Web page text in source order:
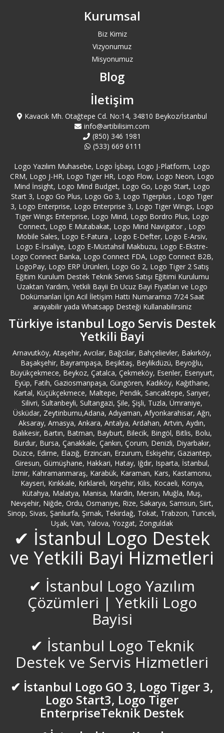
Kurumsal
Biz Kimiz
Vizyonumuz
Misyonumuz
Blog
İletişim
Kavacık Mh. Otağtepe Cd. No:14, 34810 Beykoz/İstanbul
info@artibilisim.com
(850) 346 1981
(533) 669 6111
Logo Yazılım Muhasebe, Logo İşbaşı, Logo J-Platform, Logo
CRM, Logo J-HR, Logo Tiger HR, Logo Flow, Logo Neon, Logo
Mind İnsight, Logo Mind Budget, Logo Go, Logo Start, Logo
Start 3, Logo Go Plus, Logo Go 3, Logo Tigerplus , Logo Tiger
3, Logo Enterprise, Logo Enterprise 3, Logo Tiger Wings, Logo
Tiger Wings Enterprise, Logo Mind, Logo Bordro Plus, Logo
Connect, Logo E Mutabakat, Logo Mind Navigator , Logo
Mobile Sales, Logo E-Fatura , Logo E-Defter, Logo E-Arsiv,
Logo E-İrsaliye, Logo E-Müstahsil Makbuzu, Logo E-Ekstre-
Logo Connect Banka, Logo Connect FDA, Logo Connect B2B,
LogoPay, Logo ERP Ürünleri, Logo Go 2, Logo Tiger 2 Satış
Eğitim Kurulum Destek Teknik Servis Satışı Eğitimi Kurulumu
Uzaktan Yardım, Yetkili Bayii En Ucuz Bayi Fiyatları ve Logo
Dokümanları İçin Acil İletişim Hattı Numaramızı 7/24 Saat
arayabilir yada Whatsapp Desteği Kullanabilirsiniz
Türkiye istanbul Logo Servis Destek
Yetkili Bayi
Arnavutköy, Ataşehir, Avcılar, Bağcılar, Bahçelievler, Bakırköy,
Başakşehir, Bayrampaşa, Beşiktaş, Beylikdüzü, Beyoğlu,
Büyükçekmece, Beykoz, Çatalca, Çekmeköy, Esenler, Esenyurt,
Eyüp, Fatih, Gaziosmanpaşa, Güngören, Kadıköy, Kağıthane,
Kartal, Küçükçekmece, Maltepe, Pendik, Sancaktepe, Sarıyer,
Silivri, Sultanbeyli, Sultangazi, Şile, Şişli, Tuzla, Ümraniye,
Üsküdar, Zeytinburnu,Adana, Adıyaman, Afyonkarahisar, Ağrı,
Aksaray, Amasya, Ankara, Antalya, Ardahan, Artvin, Aydın,
Balıkesir, Bartın, Batman, Bayburt, Bilecik, Bingöl, Bitlis, Bolu,
Burdur, Bursa, Çanakkale, Çankırı, Çorum, Denizli, Diyarbakır,
Düzce, Edirne, Elazığ, Erzincan, Erzurum, Eskişehir, Gaziantep,
Giresun, Gümüşhane, Hakkari, Hatay, Iğdır, Isparta, İstanbul,
İzmir, Kahramanmaraş, Karabük, Karaman, Kars, Kastamonu,
Kayseri, Kırıkkale, Kırklareli, Kırşehir, Kilis, Kocaeli, Konya,
Kütahya, Malatya, Manisa, Mardin, Mersin, Muğla, Muş,
Nevşehir, Niğde, Ordu, Osmaniye, Rize, Sakarya, Samsun, Siirt,
Sinop, Sivas, Şanlıurfa, Şırnak, Tekirdağ, Tokat, Trabzon, Tunceli,
Uşak, Van, Yalova, Yozgat, Zonguldak
✔ İstanbul Logo Destek
ve Yetkili Bayi Hizmetleri
✔ İstanbul Logo Yazılım
Çözümleri | Yetkili Logo
Bayisi
✔ İstanbul Logo Teknik
Destek ve Servis Hizmetleri
✔ İstanbul Logo GO 3, Logo Tiger 3,
Logo Start3, Logo Tiger
EnterpriseTeknik Destek